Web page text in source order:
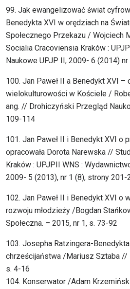
99. Jak ewangelizować świat
Benedykta XVI w orędziach na
Społecznego Przekazu / Wojciech
Socialia Cracoviensia Kraków :
Naukowe UPJP II, 2009- 6 (2014)
100. Jan Paweł II a Benedykt XVI –
wielokulturowości w Kościele /
ang. // Drohiczyński Przegląd
109-114
101. Jan Paweł II i Benedykt XVI o
opracowała Dorota Narewska //
Kraków : UPJPII WNS :
2009- 5 (2013), nr 1 (8), strony 201-
102. Jan Paweł II i Benedykt XVI o
rozwoju młodzieży /Bogdan
Społeczna. – 2015, nr 1, s. 73-92
103. Josepha Ratzingera-
chrześcijaństwa /Mariusz Sztaba //
s. 4-16
104. Konserwator /Adam